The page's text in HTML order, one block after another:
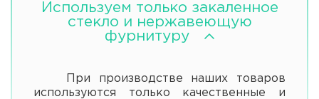
Используем только закаленное
стекло и нержавеющую
фурнитуру
При производстве наших товаров
используются только качественные и